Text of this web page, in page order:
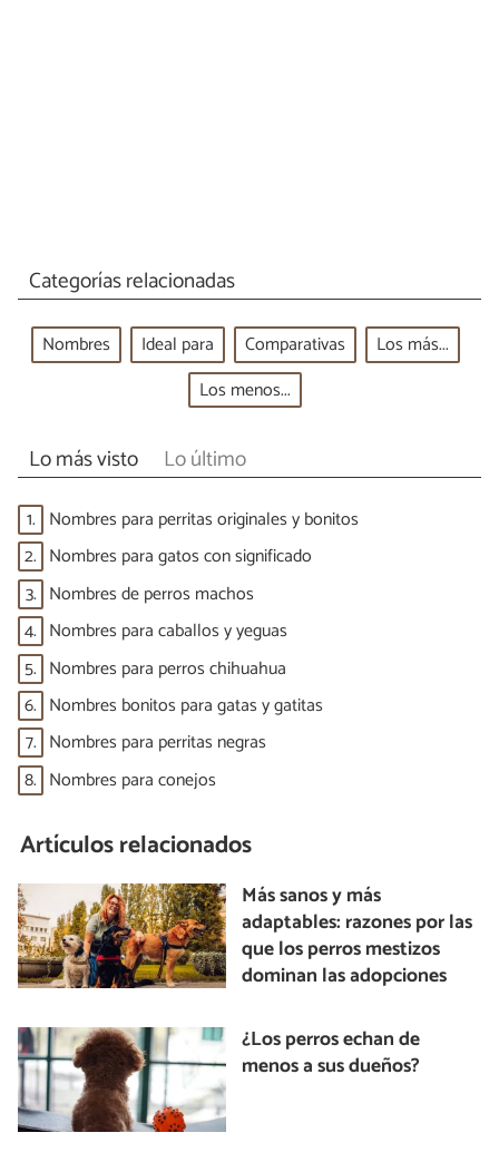
Categorías relacionadas
Nombres Ideal para Comparativas
Los más...
Los menos...
Lo más visto Lo último
1. Nombres para perritas originales y bonitos
2. Nombres para gatos con significado
3. Nombres de perros machos
4. Nombres para caballos y yeguas
5. Nombres para perros chihuahua
6. Nombres bonitos para gatas y gatitas
7. Nombres para perritas negras
8. Nombres para conejos
Artículos relacionados
Más sanos y más
adaptables: razones por las
que los perros mestizos
dominan las adopciones
¿Los perros echan de
menos a sus dueños?